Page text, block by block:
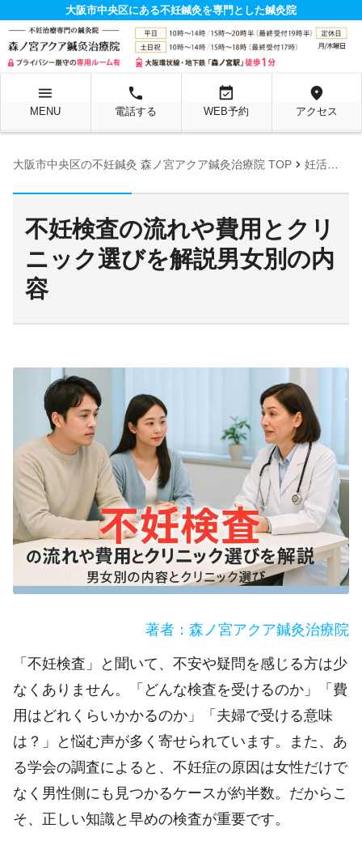
大阪市中央区にある不妊鍼灸を専門とした鍼灸院
menu
MENU
local_phone
電話する
event_available
WEB予約
location_on
アクセス
大阪市中央区の不妊鍼灸 森ノ宮アクア鍼灸治療院 TOP chevron_right 妊活お役立ち情報ページ
不妊検査の流れや費用とクリ
ニック選びを解説男女別の内
容
著者：森ノ宮アクア鍼灸治療院
「不妊検査」と聞いて、不安や疑問を感じる方は少
なくありません。「どんな検査を受けるのか」「費
用はどれくらいかかるのか」「夫婦で受ける意味
は？」と悩む声が多く寄せられています。また、あ
る学会の調査によると、不妊症の原因は女性だけで
なく男性側にも見つかるケースが約半数。だからこ
そ、正しい知識と早めの検査が重要です。